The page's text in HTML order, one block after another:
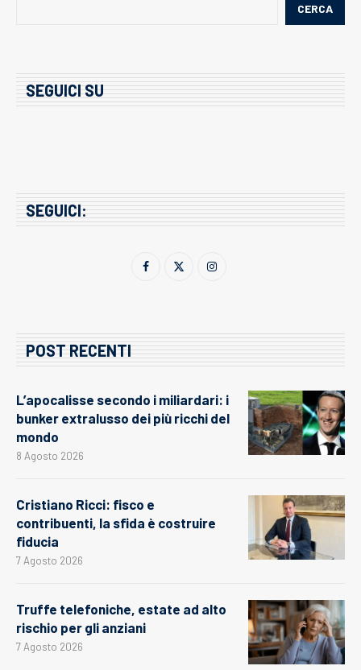
CERCA
SEGUICI SU
SEGUICI:
POST RECENTI
L’apocalisse secondo i miliardari: i
bunker extralusso dei più ricchi del
mondo
8 Agosto 2026
Cristiano Ricci: fisco e
contribuenti, la sfida è costruire
fiducia
7 Agosto 2026
Truffe telefoniche, estate ad alto
rischio per gli anziani
7 Agosto 2026